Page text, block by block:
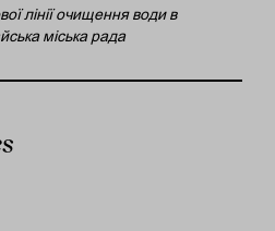
лінії очищення води в
міська рада